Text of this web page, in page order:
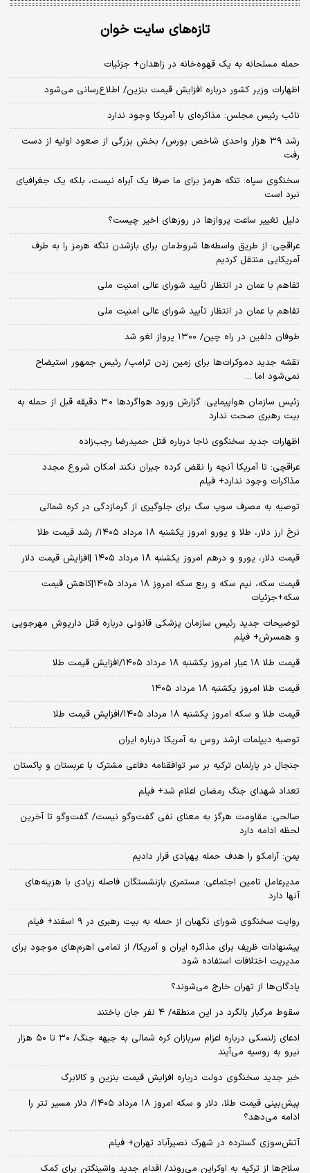
تازه‌های سایت خوان
حمله مسلحانه به یک قهوه‌خانه در زاهدان+ جزئیات
اظهارات وزیر کشور درباره افزایش قیمت بنزین/ اطلاع‌رسانی می‌شود
نائب رئیس مجلس: مذاکره‌ای با آمریکا وجود ندارد
رشد ۳۹ هزار واحدی شاخص بورس/ بخش بزرگی از صعود اولیه از دست
رفت
سخنگوی سپاه: تنگه هرمز برای ما صرفا یک آبراه نیست، بلکه یک جغرافیای
نبرد است
دلیل تغییر ساعت پروازها در روزهای اخیر چیست؟
عراقچی: از طریق واسطه‌ها شروط‌مان برای بازشدن تنگه هرمز را به طرف
آمریکایی منتقل کردیم
تفاهم با عمان در انتظار تأیید شورای عالی امنیت ملی
تفاهم با عمان در انتظار تأیید شورای عالی امنیت ملی
طوفان دلفین در راه چین/ ۱۳۰۰ پرواز لغو شد
نقشه جدید دموکرات‌ها برای زمین زدن ترامپ/ رئیس جمهور استیضاح
نمی‌شود اما ...
زئیس سازمان هواپیمایی: گزارش ورود هواگردها ٣٠ دقیقه قبل از حمله به
بیت رهبری صحت ندارد
اظهارات جدید سخنگوی ناجا درباره قتل حمیدرضا رجب‌زاده
عراقچی: تا آمریکا آنچه را نقض کرده جبران نکند امکان شروع مجدد
مذاکرات وجود ندارد+ فیلم
توصیه به مصرف سوپ سگ برای جلوگیری از گرمازدگی در کره شمالی
نرخ ارز دلار، طلا و یورو امروز یکشنبه ۱۸ مرداد ۱۴۰۵/ رشد قیمت طلا
قیمت دلار، یورو و درهم امروز یکشنبه ۱۸ مرداد ۱۴۰۵ |افزایش قیمت دلار
قیمت سکه، نیم سکه و ربع سکه امروز ۱۸ مرداد ۱۴۰۵|کاهش قیمت
سکه+جزئیات
توضیحات جدید رئیس سازمان پزشکی قانونی درباره قتل داریوش مهرجویی
و همسرش+ فیلم
قیمت طلا ۱۸ عیار امروز یکشنبه ۱۸ مرداد ۱۴۰۵/افزایش قیمت طلا
قیمت طلا امروز یکشنبه ۱۸ مرداد ۱۴۰۵
قیمت طلا و سکه امروز یکشنبه ۱۸ مرداد ۱۴۰۵/افزایش قیمت طلا
توصیه دیپلمات ارشد روس به آمریکا درباره ایران
جنجال در پارلمان ترکیه بر سر توافقنامه دفاعی مشترک با عربستان و پاکستان
تعداد شهدای جنگ رمضان اعلام شد+ فیلم
صالحی: مقاومت هرگز به معنای نفی گفت‌وگو نیست/ گفت‌وگو تا آخرین
لحظه ادامه دارد
یمن: آرامکو را هدف حمله پهپادی قرار دادیم
مدیرعامل تامین اجتماعی: مستمری بازنشستگان فاصله زیادی با هزینه‌های
آنها دارد
روایت سخنگوی شورای نگهبان از حمله به بیت رهبری در ۹ اسفند+ فیلم
پیشنهادات ظریف برای مذاکره ایران و آمریکا/ از تمامی اهرم‌های موجود برای
مدیریت اختلافات استفاده شود
پادگان‌ها از تهران خارج می‌شوند؟
سقوط مرگبار بالگرد در این منطقه/ ۴ نفر جان باختند
ادعای زلنسکی درباره اعزام سربازان کره شمالی به جبهه جنگ/ ۳۰ تا ۵۰ هزار
نیرو به روسیه می‌آیند
خبر جدید سخنگوی دولت درباره افزایش قیمت بنزین و کالابرگ
پیش‌بینی قیمت طلا، دلار و سکه امروز ۱۸ مرداد ۱۴۰۵/ دلار مسیر تتر را
ادامه می‌دهد؟
آتش‌سوزی گسترده در شهرک نصیرآباد تهران+ فیلم
سلاح‌ها از ترکیه به اوکراین می‌روند/ اقدام جدید واشینگتن برای کمک